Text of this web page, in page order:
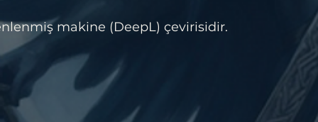
makine (DeepL) çevirisidir.